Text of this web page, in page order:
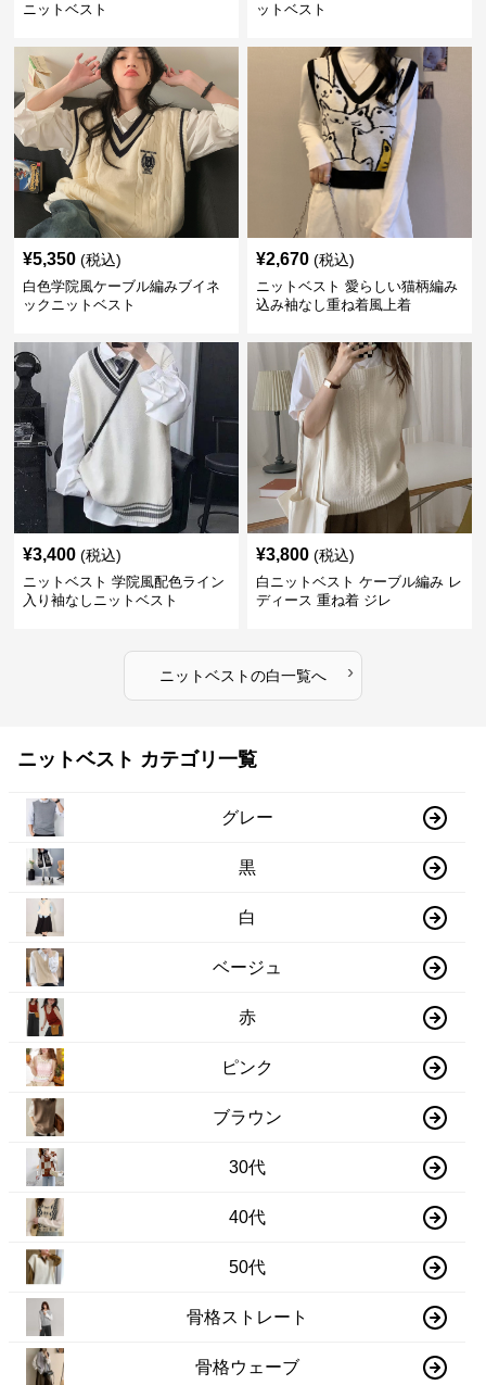
ニットベスト
ットベスト
¥5,350 (税込)
白色学院風ケーブル編みブイネ
ックニットベスト
¥2,670 (税込)
ニットベスト 愛らしい猫柄編み
込み袖なし重ね着風上着
¥3,400 (税込)
ニットベスト 学院風配色ライン
入り袖なしニットベスト
¥3,800 (税込)
白ニットベスト ケーブル編み レ
ディース 重ね着 ジレ
ニットベストの白一覧へ ›
ニットベスト カテゴリ一覧
グレー
黒
白
ベージュ
赤
ピンク
ブラウン
30代
40代
50代
骨格ストレート
骨格ウェーブ